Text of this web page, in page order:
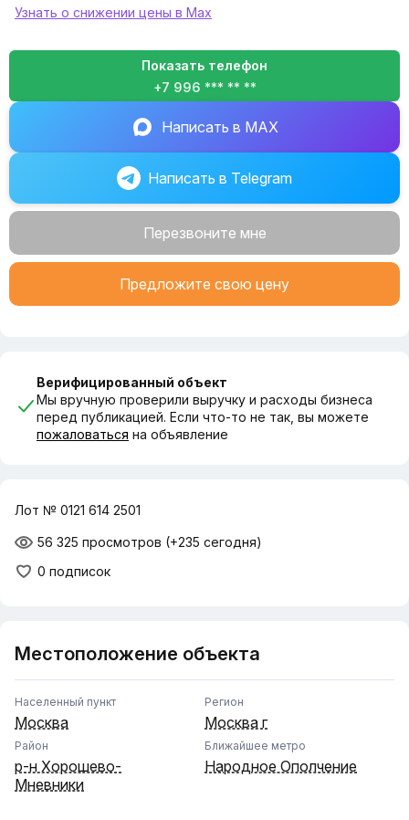
стартом в Москве — это надежная инвестиция.
Организуем просмотр и ответим на все вопросы!
Узнать о снижении цены в Max
Показать телефон
+7 996 *** ** **
Написать в MAX
Написать в Telegram
Перезвоните мне
Предложите свою цену
Верифицированный объект
Мы вручную проверили выручку и расходы бизнеса
перед публикацией. Если что-то не так, вы можете
пожаловаться на объявление
Лот № 0121 614 2501
56 325 просмотров (+235 сегодня)
0 подписок
Местоположение объекта
Населенный пункт
Москва
Регион
Москва г
Район
р-н Хорошево-
Мневники
Ближайшее метро
Народное Ополчение